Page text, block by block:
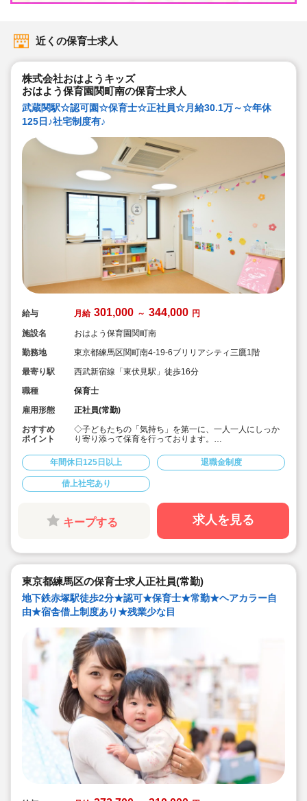
近くの保育士求人
株式会社おはようキッズ
おはよう保育園関町南の保育士求人
武蔵関駅☆認可園☆保育士☆正社員☆月給30.1万～☆年休
125日♪社宅制度有♪
給与 月給 301,000 ～ 344,000 円
施設名
おはよう保育園関町南
勤務地
東京都練馬区関町南4-19-6ブリリアシティ三鷹1階
最寄り駅
西武新宿線「東伏見駅」徒歩16分
職種
保育士
雇用形態
正社員(常勤)
おすすめ
ポイント
◇子どもたちの「気持ち」を第一に、一人一人にしっか
り寄り添って保育を行っております。
◇借上社宅制度あり！
◇年間休日125日程度、誕生日休暇・夏季休暇等もああ
りプライベートも充実！
◇退職金制度等福利厚生充実♪長く働く為のサポート整っ
年間休日125日以上 退職金制度
借上社宅あり
キープする 求人を見る
東京都練馬区の保育士求人正社員(常勤)
地下鉄赤塚駅徒歩2分★認可★保育士★常勤★ヘアカラー自
由★宿舎借上制度あり★残業少な目